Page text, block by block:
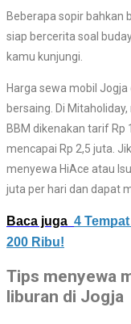
Beberapa sopir bahkan
siap bercerita soal
kamu kunjungi.
Harga sewa mobil
bersaing. Di
BBM dikenakan tarif Rp
mencapai Rp 2,5 juta.
menyewa HiAce atau
juta per hari dan dapat
Baca juga 4
200 Ribu!
Tips menyewa
liburan di Jogja